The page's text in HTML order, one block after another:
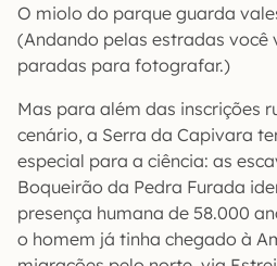
O miolo do parque guarda
(Andando pelas estradas você
paradas para fotografar.)
Mas para além das inscrições
cenário, a Serra da Capivara
especial para a ciência: as
Boqueirão da Pedra Furada
presença humana de 58.000
o homem já tinha chegado à